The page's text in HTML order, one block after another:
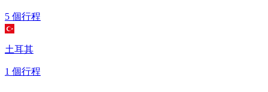
5 個行程
土耳其
1 個行程